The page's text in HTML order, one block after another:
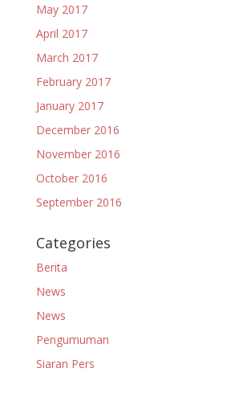
May 2017
April 2017
March 2017
February 2017
January 2017
December 2016
November 2016
October 2016
September 2016
Categories
Berita
News
News
Pengumuman
Siaran Pers